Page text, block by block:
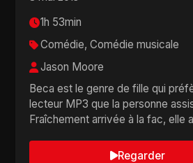
1h 53min
Comédie, Comédie musicale
Jason Moore
Beca est le genre de fille qui
lecteur MP3 que la personne
Fraîchement arrivée à la fac, elle
Regarder